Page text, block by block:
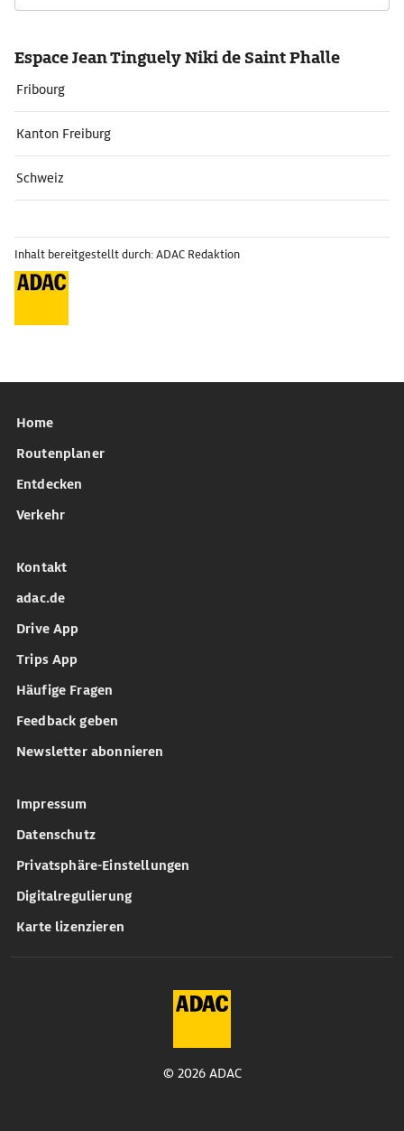
Espace Jean Tinguely Niki de Saint Phalle
Fribourg
Kanton Freiburg
Schweiz
Inhalt bereitgestellt durch: ADAC Redaktion
Home
Routenplaner
Entdecken
Verkehr
Kontakt
adac.de
Drive App
Trips App
Häufige Fragen
Feedback geben
Newsletter abonnieren
Impressum
Datenschutz
Privatsphäre-Einstellungen
Digitalregulierung
Karte lizenzieren
© 2026 ADAC